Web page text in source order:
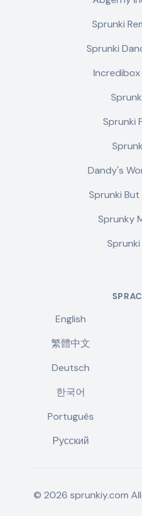
Sprunki
Sprunki
Sprunki
Dandy's
Sprunki But
Sprunky
English
繁體中文
Deutsch
한국어
Português
Русский
© 2026 sprunkiy.com